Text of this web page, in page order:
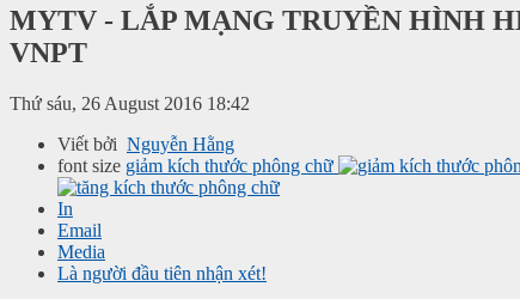
MYTV - LẮP MẠNG TRUYỀN HÌNH
VNPT
Thứ sáu, 26 August 2016 18:42
Viết bởi Nguyễn Hằng
font size giảm kích thước phông chữ
In
Email
Media
Là người đầu tiên nhận xét!